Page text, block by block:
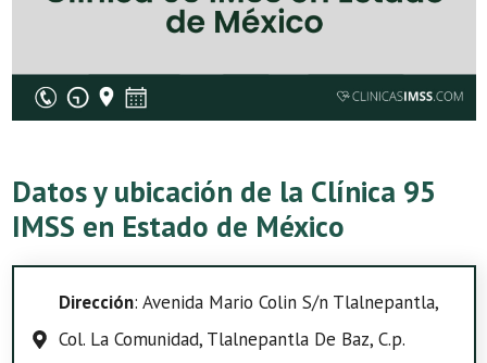
Datos y ubicación de la Clínica 95
IMSS en Estado de México
Dirección: Avenida Mario Colin S/n Tlalnepantla,
Col. La Comunidad, Tlalnepantla De Baz, C.p.